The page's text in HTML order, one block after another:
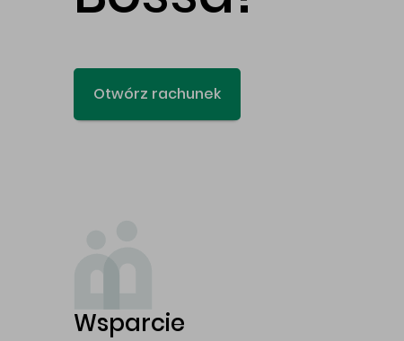
Otwórz rachunek
Wsparcie